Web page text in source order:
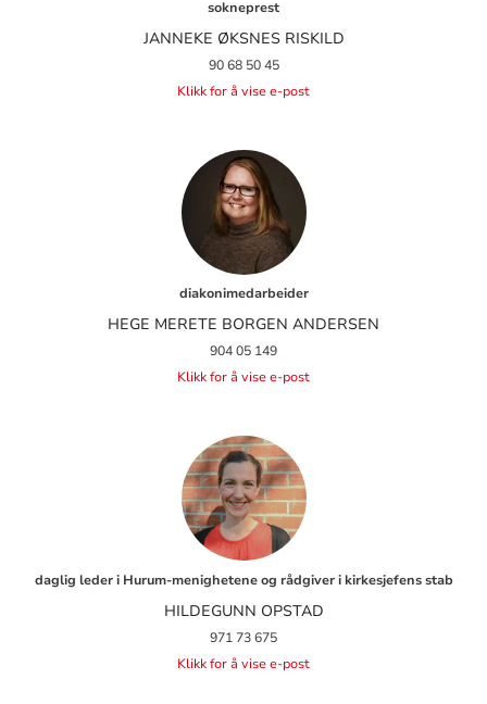
sokneprest
JANNEKE ØKSNES RISKILD
90 68 50 45
Klikk for å vise e-post
diakonimedarbeider
HEGE MERETE BORGEN ANDERSEN
904 05 149
Klikk for å vise e-post
daglig leder i Hurum-menighetene og rådgiver i kirkesjefens stab
HILDEGUNN OPSTAD
971 73 675
Klikk for å vise e-post